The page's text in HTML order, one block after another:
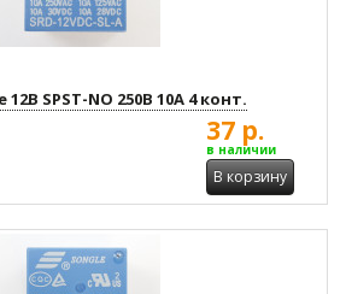
12В SPST-NO 250В 10А 4 конт.
37 р.
в наличии
В корзину